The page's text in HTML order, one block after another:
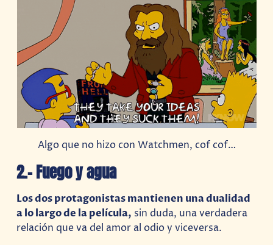
Algo que no hizo con Watchmen, cof cof…
2.- Fuego y agua
Los dos protagonistas mantienen una dualidad
a lo largo de la película, sin duda, una verdadera
relación que va del amor al odio y viceversa.